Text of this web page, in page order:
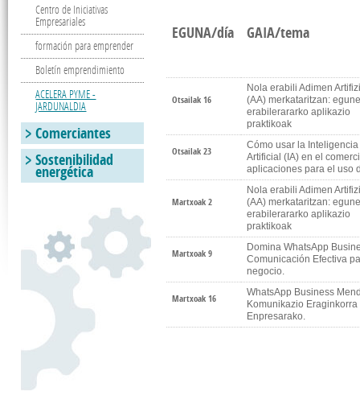
EGUNA/día GAIA/tema
Otsailak 16
Nola erabili Adimen
(AA) merkataritzan:
erabilerararko aplikazio
praktikoak
Otsailak 23
Cómo usar la Inteligencia
Artificial (IA) en el
aplicaciones para el uso
Martxoak 2
Nola erabili Adimen
(AA) merkataritzan:
erabilerararko aplikazio
praktikoak
Martxoak 9
Domina WhatsApp
Comunicación Efectiva
negocio.
Martxoak 16
WhatsApp Business
Komunikazio Eraginkorra
Enpresarako.
Centro de Iniciativas
Empresariales
formación para emprender
Boletín emprendimiento
ACELERA PYME -
JARDUNALDIA
Comerciantes
Sostenibilidad
energética